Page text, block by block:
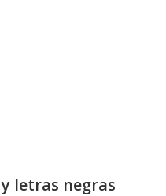
letras negras